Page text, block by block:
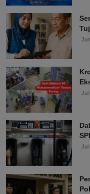
Jul
Jul